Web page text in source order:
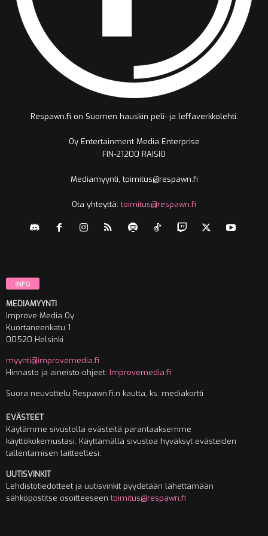
Respawn.fi on Suomen hauskin peli- ja leffaverkkolehti.
Oy Entertainment Media Enterprise
FIN-21200 RAISIO
Mediamyynti, toimitus@respawn.fi
Ota yhteyttä:toimitus@respawn.fi
INFO
MEDIAMYYNTI
Improve Media Oy
Kuortaneenkatu 1
00520 Helsinki
myynti@improvemedia.fi
Hinnasto ja aineisto-ohjeet: Improvemedia.fi
Suora neuvottelu Respawn.fi:n kautta, ks. mediakortti
EVÄSTEET
Käytämme sivustolla evästeitä parantaaksemme
käyttökokemustasi. Käyttämällä sivustoa hyväksyt evästeiden
tallentamisen laitteellesi.
UUTISVINKIT
Lehdistötiedotteet ja uutisvinkit pyydetään lähettämään
sähköpostitse osoitteeseentoimitus@respawn.fi